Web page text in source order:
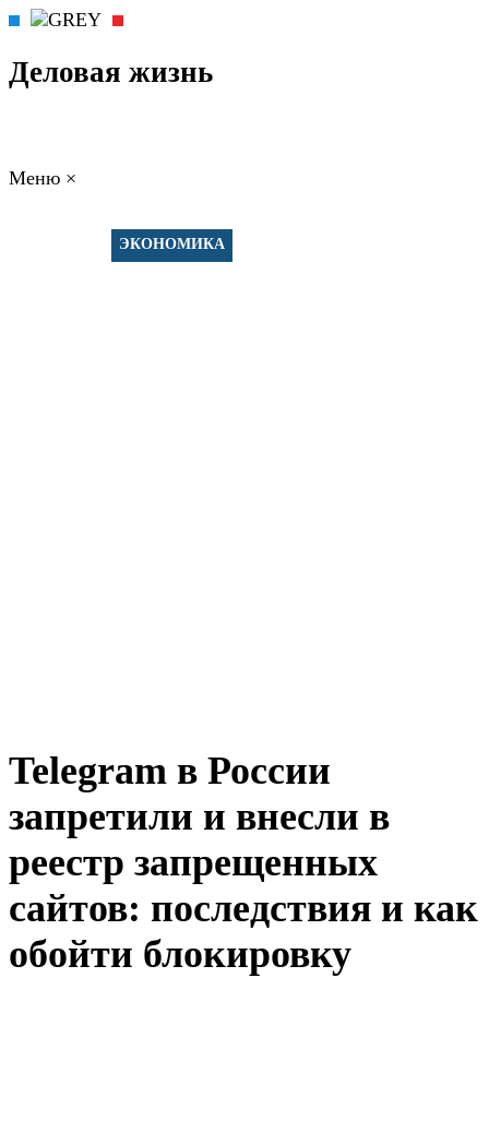
Деловая жизнь
Меню ×
ЭКОНОМИКА
Telegram в России
запретили и внесли в
реестр запрещенных
сайтов: последствия и как
обойти блокировку